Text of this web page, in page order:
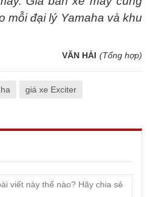
mỗi đại lý Yamaha và khu
VĂN HẢI (Tổng hợp)
giá xe Exciter